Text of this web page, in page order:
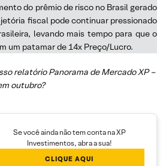
do prêmio de risco no Brasil gerado
fiscal pode continuar pressionado
levando mais tempo para que o
um patamar de 14x Preço/Lucro.
relatório Panorama de Mercado XP –
outubro?
Se você ainda não tem conta na XP
Investimentos, abra a sua!
CLIQUE AQUI